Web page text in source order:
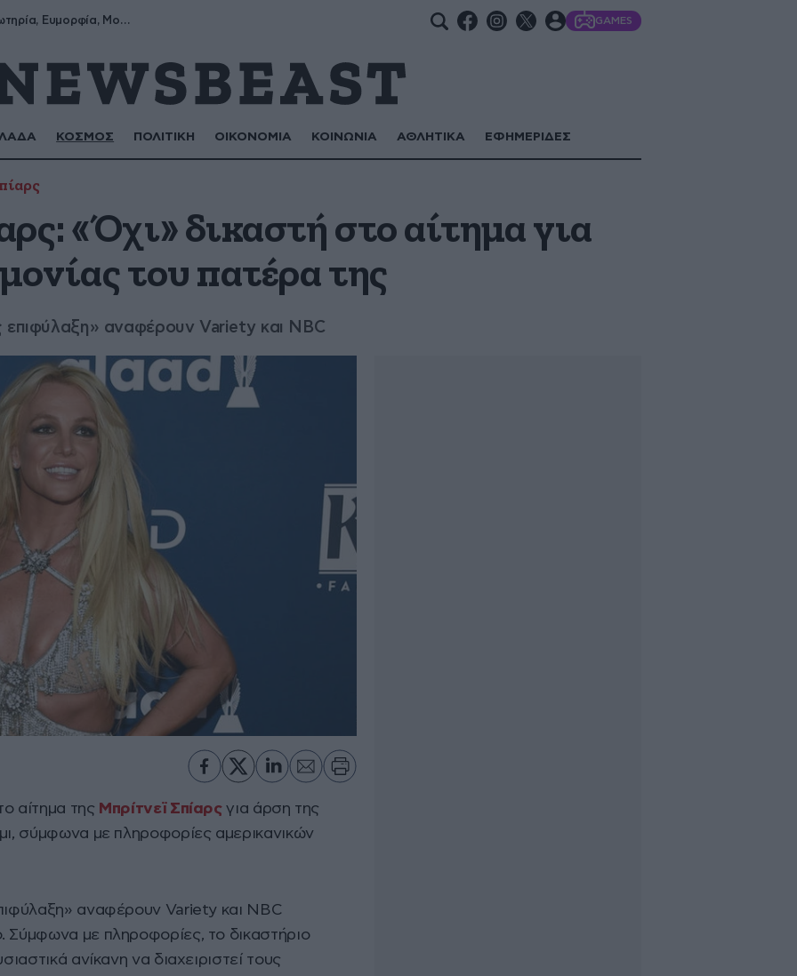
Σωτήρης, Σωτηρία, Ευμορφία, Μορφούλα GAMES
ΚΟΣΜΟΣ ΠΟΛΙΤΙΚΗ ΟΙΚΟΝΟΜΙΑ ΚΟΙΝΩΝΙΑ ΑΘΛΗΤΙΚΑ ΕΦΗΜΕΡΙΔΕΣ
«Όχι» δικαστή στο αίτημα για
του πατέρα της
επιφύλαξη» αναφέρουν Variety και NBC
αίτημα της Μπρίτνεϊ Σπίαρςγια άρση της
σύμφωνα με πληροφορίες αμερικανικών
αναφέρουν Variety και NBC
Σύμφωνα με πληροφορίες, το δικαστήριο
ανίκανη να διαχειριστεί τους